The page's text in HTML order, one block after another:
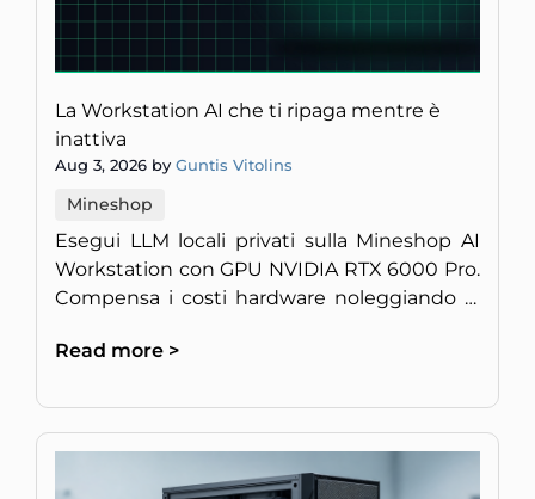
La Workstation AI che ti ripaga mentre è
inattiva
Aug 3, 2026 by Guntis Vitolins
Mineshop
Esegui LLM locali privati sulla Mineshop AI
Workstation con GPU NVIDIA RTX 6000 Pro.
Compensa i costi hardware noleggiando la
Read more >